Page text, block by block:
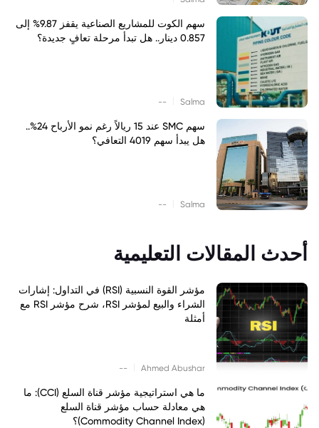
سهم الكوت للمشاريع الصناعية يقفز 9.87% إلى
0.857 دينار.. هل تبدأ مرحلة تعافٍ جديدة؟
Salma
--
سهم SMC عند 15 ريالاً رغم نمو الأرباح 24%..
هل يبدأ سهم 4019 التعافي؟
Salma
--
أحدث المقالات التعليمية
مؤشر القوة النسبية (RSI) في التداول: إشارات
الشراء والبيع لمؤشر RSI، شرح مؤشر RSI مع
أمثلة
Ahmed Abushar
--
ما هي استراتيجية مؤشر قناة السلع (CCI): ما
هي معادلة حساب مؤشر قناة السلع
(Commodity Channel Index)؟